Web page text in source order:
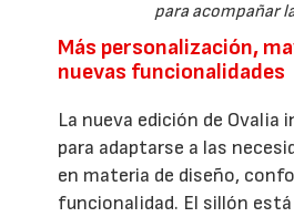
para acompañar
Más personalización,
nuevas funcionalidades
La nueva edición de Ovalia
para adaptarse a las
en materia de diseño,
funcionalidad. El sillón